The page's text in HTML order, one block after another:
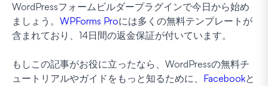
WordPressフォームビルダープラグインで今日から始め
ましょう。 WPForms Proには多くの無料テンプレートが
含まれており、14日間の返金保証が付いています。
もしこの記事がお役に立ったなら、WordPressの無料チ
ュートリアルやガイドをもっと知るために、 Facebookと